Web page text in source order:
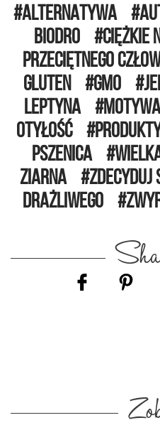
ALTERNATYWA
BIODRO
CIĘŻKIE
PRZECIĘTNEGO
GLUTEN
GMO
LEPTYNA
OTYŁOŚĆ
PSZENICA
ZIARNA
ZDECYDUJ
DRAŻLIWEGO